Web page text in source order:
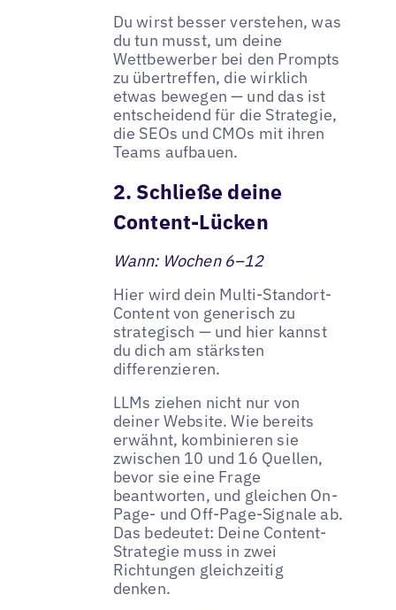
Du wirst besser verstehen, was
du tun musst, um deine
Wettbewerber bei den Prompts
zu übertreffen, die wirklich
etwas bewegen — und das ist
entscheidend für die Strategie,
die SEOs und CMOs mit ihren
Teams aufbauen.
2. Schließe deine
Content-Lücken
Wann: Wochen 6–12
Hier wird dein Multi-Standort-
Content von generisch zu
strategisch — und hier kannst
du dich am stärksten
differenzieren.
LLMs ziehen nicht nur von
deiner Website. Wie bereits
erwähnt, kombinieren sie
zwischen 10 und 16 Quellen,
bevor sie eine Frage
beantworten, und gleichen On-
Page- und Off-Page-Signale ab.
Das bedeutet: Deine Content-
Strategie muss in zwei
Richtungen gleichzeitig
denken.